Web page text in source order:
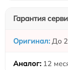
Гарантия
До
12